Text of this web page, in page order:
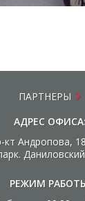
ПАРТНЕРЫ
АДРЕС ОФИСА:
кт Андропова,
РЕЖИМ